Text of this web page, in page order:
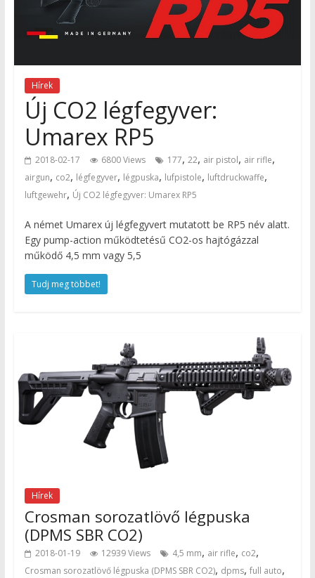
Hírek
Új CO2 légfegyver:
Umarex RP5
2018-02-17 6800 Views 177, 22, air pistol, air rifle,
airgun, co2, légfegyver, légpuska, lufpistole, luftdruckwaffe,
luftgewehr, Új CO2 légfegyver: Umarex RP5
A német Umarex új légfegyvert mutatott be RP5 név alatt.
Egy pump-action működtetésű CO2-os hajtógázzal
működő 4,5 mm vagy 5,5
Tudj meg többet!
Hírek
Crosman sorozatlövő légpuska
(DPMS SBR CO2)
2018-01-19 12939 Views 4,5 mm, air rifle, co2,
Crosman sorozatlövő légpuska (DPMS SBR CO2), dpms, full auto,